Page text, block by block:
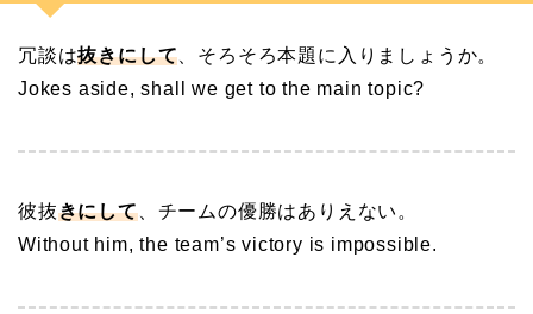
冗談は抜きにして 、そろそろ本題に入りましょうか。
Jokes aside, shall we get to the main topic?
彼抜きにして、チームの優勝はありえない。
Without him, the team’s victory is impossible.